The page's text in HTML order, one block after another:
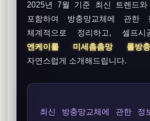
2025년 7월 기준 최신 트렌드
포함하여 방충망교체에 관한
체계적으로 정리하고, 셀프시
엔케이롤 미세촘촘망 롤방
자연스럽게 소개해드립니다.
최신 방충망교체에 관한 정